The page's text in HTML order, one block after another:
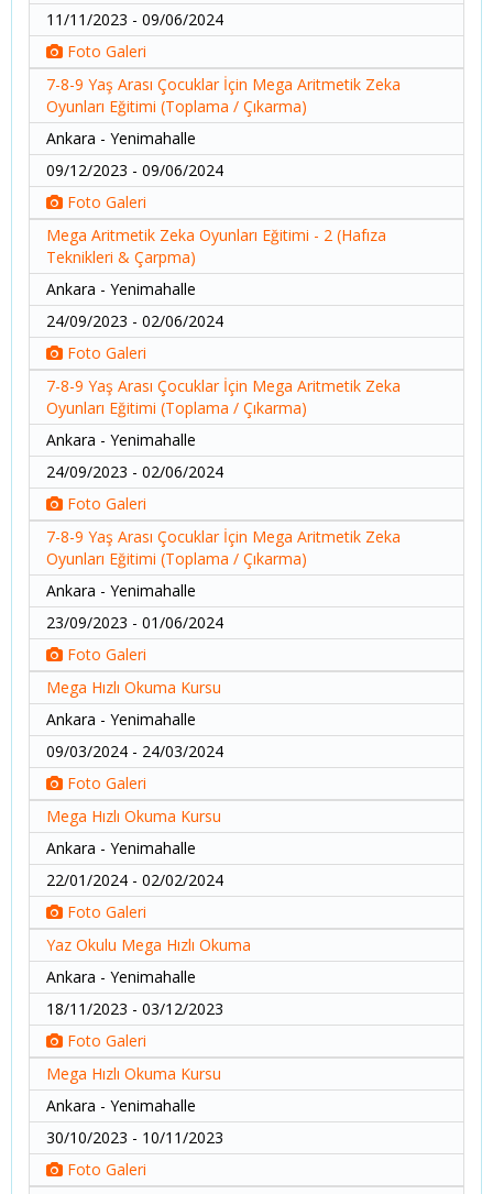
11/11/2023 - 09/06/2024
Foto Galeri
7-8-9 Yaş Arası Çocuklar İçin Mega Aritmetik Zeka
Oyunları Eğitimi (Toplama / Çıkarma)
Ankara - Yenimahalle
09/12/2023 - 09/06/2024
Foto Galeri
Mega Aritmetik Zeka Oyunları Eğitimi - 2 (Hafıza
Teknikleri & Çarpma)
Ankara - Yenimahalle
24/09/2023 - 02/06/2024
Foto Galeri
7-8-9 Yaş Arası Çocuklar İçin Mega Aritmetik Zeka
Oyunları Eğitimi (Toplama / Çıkarma)
Ankara - Yenimahalle
24/09/2023 - 02/06/2024
Foto Galeri
7-8-9 Yaş Arası Çocuklar İçin Mega Aritmetik Zeka
Oyunları Eğitimi (Toplama / Çıkarma)
Ankara - Yenimahalle
23/09/2023 - 01/06/2024
Foto Galeri
Mega Hızlı Okuma Kursu
Ankara - Yenimahalle
09/03/2024 - 24/03/2024
Foto Galeri
Mega Hızlı Okuma Kursu
Ankara - Yenimahalle
22/01/2024 - 02/02/2024
Foto Galeri
Yaz Okulu Mega Hızlı Okuma
Ankara - Yenimahalle
18/11/2023 - 03/12/2023
Foto Galeri
Mega Hızlı Okuma Kursu
Ankara - Yenimahalle
30/10/2023 - 10/11/2023
Foto Galeri